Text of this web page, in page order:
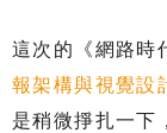
這次的《網路時
報架構與視覺設
是稍微掙扎一下